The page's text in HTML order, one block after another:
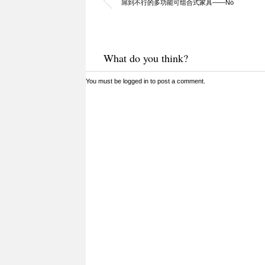
屌到不行的多功能可组合式家具——Nó
What do you think?
You must be logged into post a comment.